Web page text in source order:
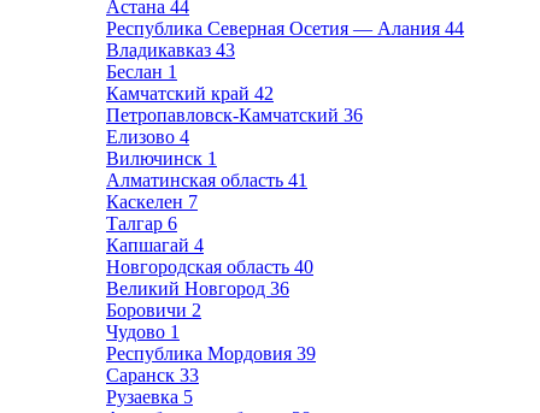
Астана 44
Республика Северная Осетия — Алания 44
Владикавказ 43
Беслан 1
Камчатский край 42
Петропавловск-Камчатский 36
Елизово 4
Вилючинск 1
Алматинская область 41
Каскелен 7
Талгар 6
Капшагай 4
Новгородская область 40
Великий Новгород 36
Боровичи 2
Чудово 1
Республика Мордовия 39
Саранск 33
Рузаевка 5